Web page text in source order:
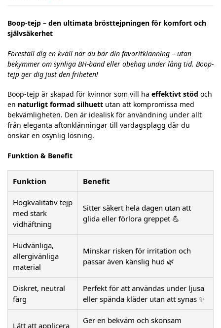
Boop-tejp – den ultimata brösttejpningen för komfort och
självsäkerhet
Föreställ dig en kväll när du bär din favoritklänning – utan
bekymmer om synliga BH-band eller obehag under lång tid. Boop-
tejp ger dig just den friheten!
Boop-tejp är skapad för kvinnor som vill ha effektivt stöd och
en naturligt formad silhuett utan att kompromissa med
bekvämligheten. Den är idealisk för användning under allt
från eleganta aftonklänningar till vardagsplagg där du
önskar en osynlig lösning.
Funktion & Benefit
Funktion Benefit
Högkvalitativ tejp
med stark
vidhäftning
Sitter säkert hela dagen utan att
glida eller förlora greppet 💪
Hudvänliga,
allergivänliga
material
Minskar risken för irritation och
passar även känslig hud 🌿
Diskret, neutral
färg
Perfekt för att användas under ljusa
eller spända kläder utan att synas ✨
Lätt att applicera
Ger en bekväm och skonsam